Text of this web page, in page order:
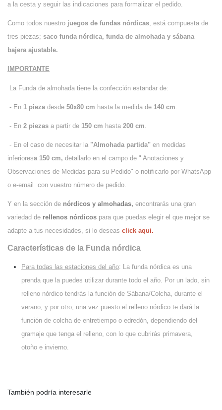
a la cesta y seguir las indicaciones para formalizar el pedido.
Como todos nuestro juegos de fundas nórdicas, está compuesta de
tres piezas; saco funda nórdica, funda de almohada y sábana
bajera ajustable.
IMPORTANTE
La Funda de almohada tiene la confección estandar de:
- En 1 pieza desde 50x80 cm hasta la medida de 140 cm
- En 2 piezas a partir de 150 cm hasta 200 cm
- En el caso de necesitar la "Almohada partida" en medidas
inferioresa 150 cm, detallarlo en el campo de " Anotaciones y
Observaciones de Medidas para su Pedido" o notificarlo por WhatsApp
o e-email con vuestro número de pedido.
Y en la sección de nórdicos y almohadas, encontrarás una gran
variedad de rellenos nórdicos para que puedas elegir el que mejor se
adapte a tus necesidades, si lo deseas click aqui.
Características de la Funda nórdica
Para todas las estaciones del año: La funda nórdica es una
prenda que la puedes utilizar durante todo el año. Por un lado, sin
relleno nórdico tendrás la función de Sábana/Colcha, durante el
verano, y por otro, una vez puesto el relleno nórdico te dará la
función de colcha de entretiempo o edredón, dependiendo del
gramaje que tenga el relleno, con lo que cubrirás primavera,
otoño e invierno.
También podría interesarle